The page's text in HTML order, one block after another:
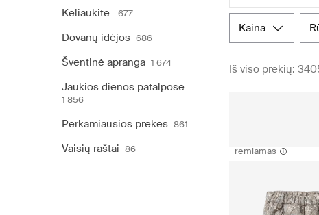
Keliaukite 677
Dovanų idėjos 686
Šventinė apranga 1 674
Jaukios dienos patalpose
1 856
Perkamiausios prekės 861
Vaisių raštai 86
kaina
Iš viso prekių:
remiamas